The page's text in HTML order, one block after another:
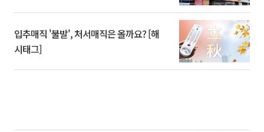
입추매직 '불발', 처서매직은 올까요? [해
시태그]